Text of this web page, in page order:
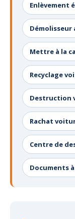
Enlèvement
Démolisseur
Mettre à la
Recyclage
Destruction
Rachat
Centre de
Documents